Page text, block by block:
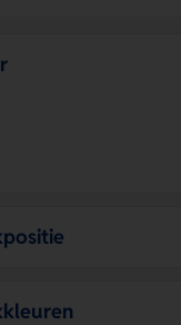
op de Hoes,
deze multitool